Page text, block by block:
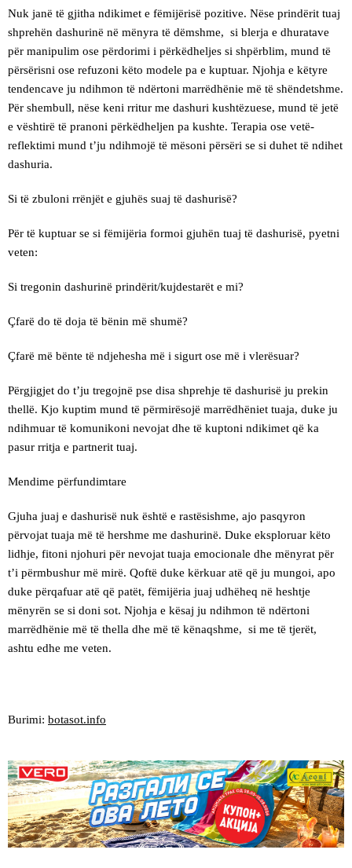
Nuk janë të gjitha ndikimet e fëmijërisë pozitive. Nëse prindërit tuaj
shprehën dashurinë në mënyra të dëmshme, si blerja e dhuratave
për manipulim ose përdorimi i përkëdheljes si shpërblim, mund të
përsërisni ose refuzoni këto modele pa e kuptuar. Njohja e këtyre
tendencave ju ndihmon të ndërtoni marrëdhënie më të shëndetshme.
Për shembull, nëse keni rritur me dashuri kushtëzuese, mund të jetë
e vështirë të pranoni përkëdheljen pa kushte. Terapia ose vetë-
reflektimi mund t’ju ndihmojë të mësoni përsëri se si duhet të ndihet
dashuria.
Si të zbuloni rrënjët e gjuhës suaj të dashurisë?
Për të kuptuar se si fëmijëria formoi gjuhën tuaj të dashurisë, pyetni
veten:
Si tregonin dashurinë prindërit/kujdestarët e mi?
Çfarë do të doja të bënin më shumë?
Çfarë më bënte të ndjehesha më i sigurt ose më i vlerësuar?
Përgjigjet do t’ju tregojnë pse disa shprehje të dashurisë ju prekin
thellë. Kjo kuptim mund të përmirësojë marrëdhëniet tuaja, duke ju
ndihmuar të komunikoni nevojat dhe të kuptoni ndikimet që ka
pasur rritja e partnerit tuaj.
Mendime përfundimtare
Gjuha juaj e dashurisë nuk është e rastësishme, ajo pasqyron
përvojat tuaja më të hershme me dashurinë. Duke eksploruar këto
lidhje, fitoni njohuri për nevojat tuaja emocionale dhe mënyrat për
t’i përmbushur më mirë. Qoftë duke kërkuar atë që ju mungoi, apo
duke përqafuar atë që patët, fëmijëria juaj udhëheq në heshtje
mënyrën se si doni sot. Njohja e kësaj ju ndihmon të ndërtoni
marrëdhënie më të thella dhe më të kënaqshme, si me të tjerët,
ashtu edhe me veten.
Burimi: botasot.info